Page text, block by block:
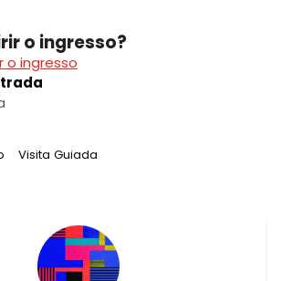
o ingresso?
o ingresso
Tag:
Visita Guiada